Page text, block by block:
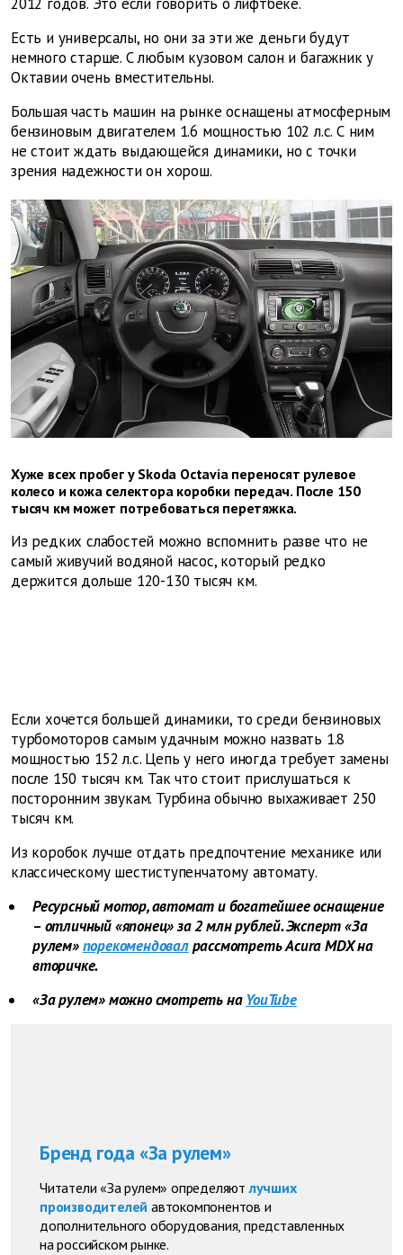
Есть и универсалы, но они за эти же деньги будут
немного старше. С любым кузовом салон и багажник у
Октавии очень вместительны.
Большая часть машин на рынке оснащены атмосферным
бензиновым двигателем 1.6 мощностью 102 л.с. С ним
не стоит ждать выдающейся динамики, но с точки
зрения надежности он хорош.
Хуже всех пробег у Skoda Octavia переносят рулевое
колесо и кожа селектора коробки передач. После 150
тысяч км может потребоваться перетяжка.
Из редких слабостей можно вспомнить разве что не
самый живучий водяной насос, который редко
держится дольше 120-130 тысяч км.
Если хочется большей динамики, то среди бензиновых
турбомоторов самым удачным можно назвать 1.8
мощностью 152 л.с. Цепь у него иногда требует замены
после 150 тысяч км. Так что стоит прислушаться к
посторонним звукам. Турбина обычно выхаживает 250
тысяч км.
Из коробок лучше отдать предпочтение механике или
классическому шестиступенчатому автомату.
Ресурсный мотор, автомат и богатейшее оснащение
– отличный «японец» за 2 млн рублей. Эксперт «За
рулем»порекомендовалрассмотреть Acura MDX на
вторичке.
«За рулем» можно смотреть на YouTube
Бренд года «За рулем»
Читатели «За рулем» определяют лучших
производителей автокомпонентов и
дополнительного оборудования, представленных
на российском рынке.